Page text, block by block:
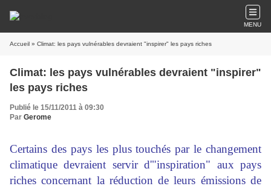
MENU
Accueil » Climat: les pays vulnérables devraient "inspirer" les pays riches
Climat: les pays vulnérables devraient "inspirer"
les pays riches
Publié le 15/11/2011 à 09:30
Par Gerome
Certains des pays les plus touchés par le changement
climatique devraient servir d'"inspiration" aux pays
riches concernant la réduction de leurs émissions de